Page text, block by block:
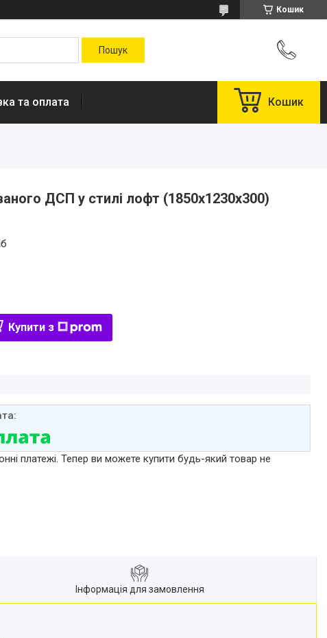
Кошик
та оплата Кошик
ДСП у стилі лофт (1850х1230х300)
Купити з
платежі. Тепер ви можете купити будь-який товар не
Інформація для замовлення